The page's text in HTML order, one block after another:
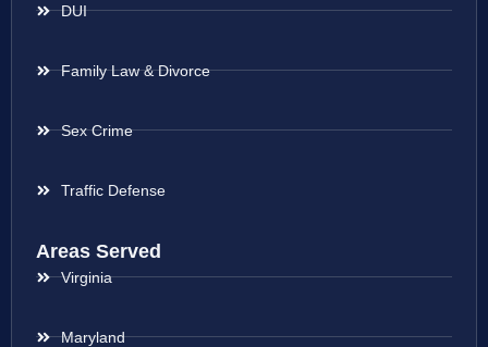
DUI
Family Law & Divorce
Sex Crime
Traffic Defense
Areas Served
Virginia
Maryland